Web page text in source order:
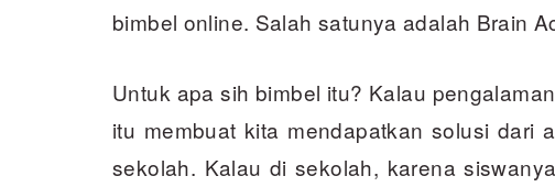
bimbel online. Salah satunya adalah Brain
Untuk apa sih bimbel itu? Kalau
itu membuat kita mendapatkan solusi dari
sekolah. Kalau di sekolah, karena